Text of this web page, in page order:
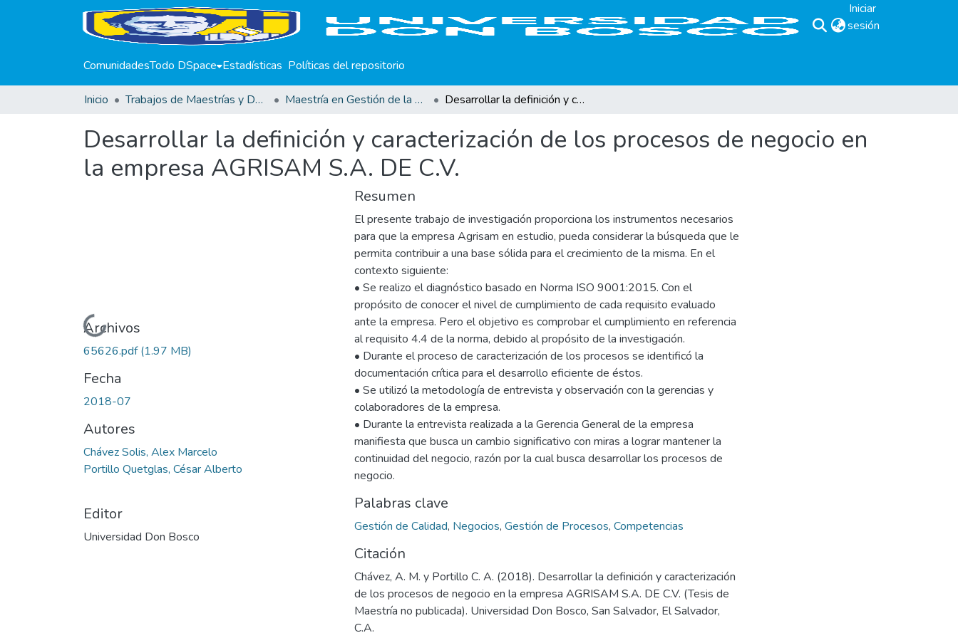
Iniciar
sesión
ComunidadesTodo DSpace Estadísticas Políticas del repositorio
Inicio Trabajos de Maestrías y Doctorados Maestría en Gestión de la Calidad Desarrollar la definición y caracterización de los procesos de negocio en la empresa AGRISAM S.A. DE C.V.
Desarrollar la definición y caracterización de los procesos de negocio en
la empresa AGRISAM S.A. DE C.V.
Cargando...
Archivos
65626.pdf(1.97 MB)
Fecha
2018-07
Autores
Chávez Solis, Alex Marcelo
Portillo Quetglas, César Alberto
Editor
Universidad Don Bosco
Resumen
El presente trabajo de investigación proporciona los instrumentos necesarios
para que la empresa Agrisam en estudio, pueda considerar la búsqueda que le
permita contribuir a una base sólida para el crecimiento de la misma. En el
contexto siguiente:
• Se realizo el diagnóstico basado en Norma ISO 9001:2015. Con el
propósito de conocer el nivel de cumplimiento de cada requisito evaluado
ante la empresa. Pero el objetivo es comprobar el cumplimiento en referencia
al requisito 4.4 de la norma, debido al propósito de la investigación.
• Durante el proceso de caracterización de los procesos se identificó la
documentación crítica para el desarrollo eficiente de éstos.
• Se utilizó la metodología de entrevista y observación con la gerencias y
colaboradores de la empresa.
• Durante la entrevista realizada a la Gerencia General de la empresa
manifiesta que busca un cambio significativo con miras a lograr mantener la
continuidad del negocio, razón por la cual busca desarrollar los procesos de
negocio.
Palabras clave
Gestión de Calidad, Negocios, Gestión de Procesos, Competencias
Citación
Chávez, A. M. y Portillo C. A. (2018). Desarrollar la definición y caracterización
de los procesos de negocio en la empresa AGRISAM S.A. DE C.V. (Tesis de
Maestría no publicada). Universidad Don Bosco, San Salvador, El Salvador,
C.A.